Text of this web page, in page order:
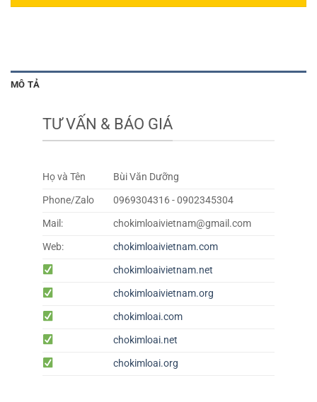
MÔ TẢ
TƯ VẤN & BÁO GIÁ
Họ và Tên
Bùi Văn Dưỡng
Phone/Zalo
0969304316 - 0902345304
Mail:
chokimloaivietnam@gmail.com
Web:
chokimloaivietnam.com
chokimloaivietnam.net
chokimloaivietnam.org
chokimloai.com
chokimloai.net
chokimloai.org